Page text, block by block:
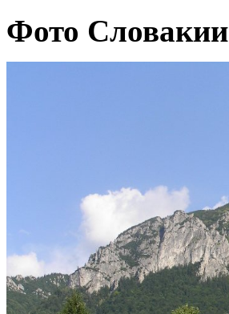
Фото Словакии